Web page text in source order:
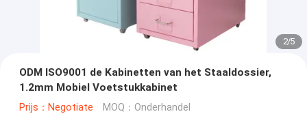
2/5
ODM ISO9001 de Kabinetten van het Staaldossier,
1.2mm Mobiel Voetstukkabinet
Prijs：Negotiate MOQ：Onderhandel